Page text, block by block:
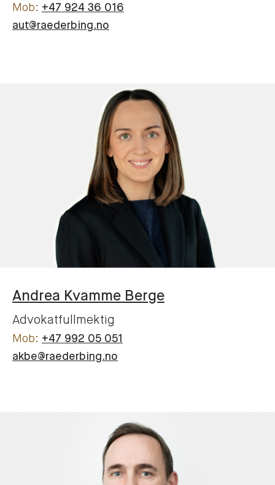
+47 924 36 016
aut@raederbing.no
Andrea Kvamme Berge
Advokatfullmektig
+47 992 05 051
akbe@raederbing.no